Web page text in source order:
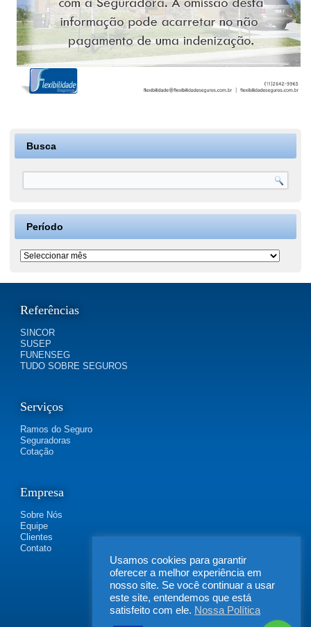
Busca
Período
Período
Referências
SINCOR
SUSEP
FUNENSEG
TUDO SOBRE SEGUROS
Serviços
Ramos do Seguro
Seguradoras
Cotação
Empresa
Sobre Nós
Equipe
Clientes
Contato
Usamos cookies para garantir
oferecer a melhor experiência em
nosso site. Se você continuar a usar
este site, entendemos que está
satisfeito com ele. Nossa Política